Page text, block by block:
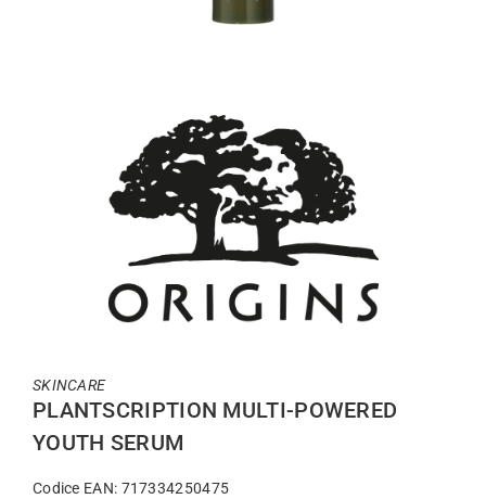
SKINCARE
PLANTSCRIPTION MULTI-POWERED
YOUTH SERUM
Codice EAN: 717334250475